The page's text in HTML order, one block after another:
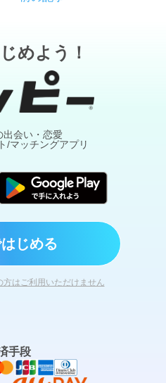
めよう！
出会い・恋愛
/マッチングアプリ
じめる
方はご利用いただけません
手段